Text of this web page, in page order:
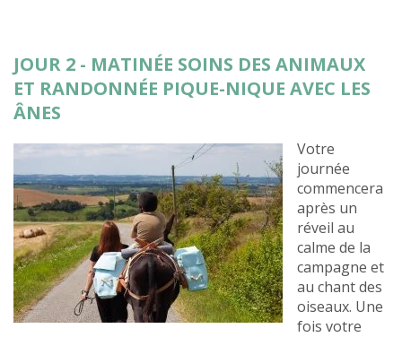
JOUR 2 - MATINÉE SOINS DES ANIMAUX
ET RANDONNÉE PIQUE-NIQUE AVEC LES
ÂNES
Votre
journée
commencera
après un
réveil au
calme de la
campagne et
au chant des
oiseaux. Une
fois votre